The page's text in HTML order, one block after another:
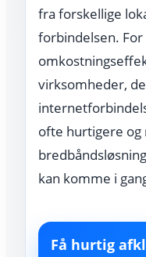
fra forskellige
forbindelsen.
virksomheder,
ofte hurtigere
kan komme i
Få hurtig